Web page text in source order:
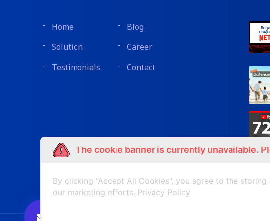
Home
Solution
Testimonials
Blog
Career
Contact
The cookie banner is currently unavailable.
By clicking “Accept All Cookies”, you agree to the
our marketing efforts. Privacy Policy